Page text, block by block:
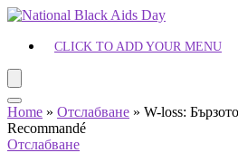
CLICK TO ADD YOUR MENU
Home » Отслабване » W-loss:
Recommandé
Отслабване